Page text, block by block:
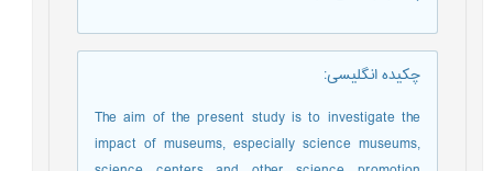
چکیده انگلیسی:
The aim of the present study is to investigate the
impact of museums, especially science museums,